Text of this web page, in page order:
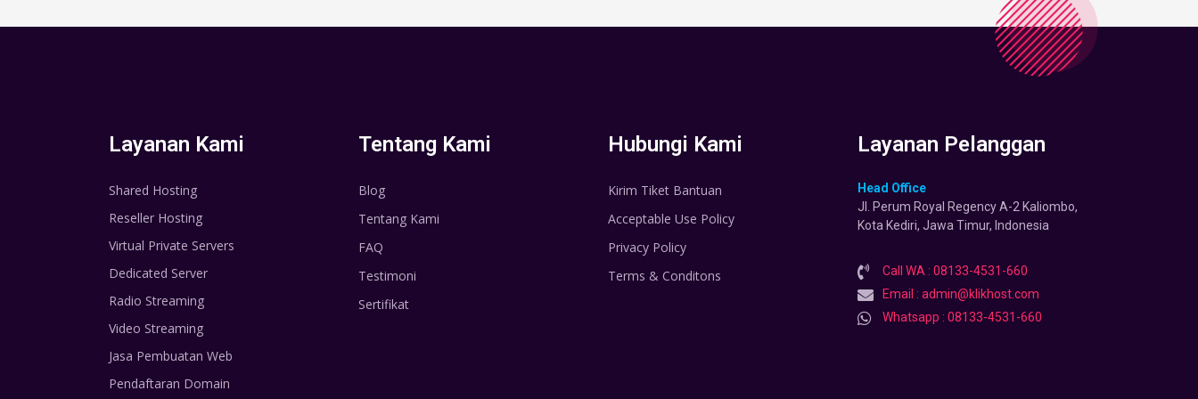
Layanan Kami
Shared Hosting
Reseller Hosting
Virtual Private Servers
Dedicated Server
Radio Streaming
Video Streaming
Jasa Pembuatan Web
Pendaftaran Domain
Tentang Kami
Blog
Tentang Kami
FAQ
Testimoni
Sertifikat
Hubungi Kami
Kirim Tiket Bantuan
Acceptable Use Policy
Privacy Policy
Terms & Conditons
Layanan Pelanggan
Head Office
Jl. Perum Royal Regency A-2 Kaliombo,
Kota Kediri, Jawa Timur, Indonesia
Call WA : 08133-4531-660
Email : admin@klikhost.com
Whatsapp : 08133-4531-660